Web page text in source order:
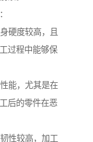
硬度较高，且
过程中能够保
能，尤其是在
后的零件在恶
性较高，加工